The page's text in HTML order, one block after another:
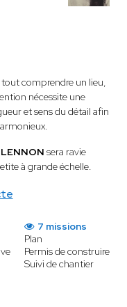
tout comprendre un lieu,
nécessite une
et sens du détail afin
sera ravie
à grande échelle.
7 missions
Plan
Permis de construire
Suivi de chantier